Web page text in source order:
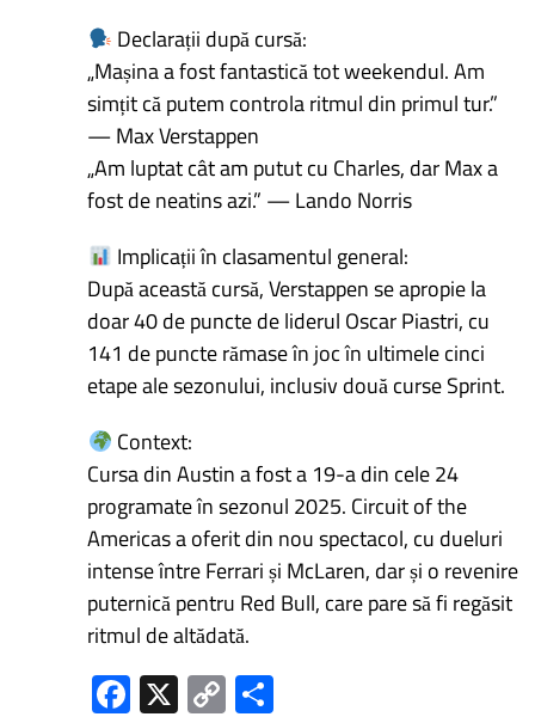
Declarații după cursă:
„Mașina a fost fantastică tot weekendul. Am
simțit că putem controla ritmul din primul tur.”
— Max Verstappen
„Am luptat cât am putut cu Charles, dar Max a
fost de neatins azi.” — Lando Norris
Implicații în clasamentul general:
După această cursă, Verstappen se apropie la
doar 40 de puncte de liderul Oscar Piastri, cu
141 de puncte rămase în joc în ultimele cinci
etape ale sezonului, inclusiv două curse Sprint.
Context:
Cursa din Austin a fost a 19-a din cele 24
programate în sezonul 2025. Circuit of the
Americas a oferit din nou spectacol, cu dueluri
intense între Ferrari și McLaren, dar și o revenire
puternică pentru Red Bull, care pare să fi regăsit
ritmul de altădată.
Fa X C